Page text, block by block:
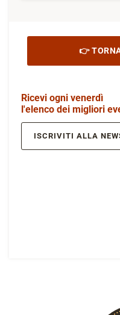
👉
Ricevi ogni venerdì
l'elenco dei migliori
ISCRIVITI ALLA